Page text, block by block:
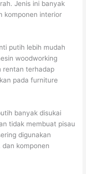
Jenis ini banyak
komponen interior
putih lebih mudah
woodworking
rentan terhadap
pada furniture
banyak disukai
tidak membuat pisau
digunakan
komponen